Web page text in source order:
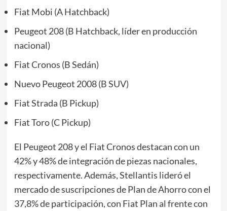
Fiat Mobi (A Hatchback)
Peugeot 208 (B Hatchback, líder en producción
nacional)
Fiat Cronos (B Sedán)
Nuevo Peugeot 2008 (B SUV)
Fiat Strada (B Pickup)
Fiat Toro (C Pickup)
El Peugeot 208 y el Fiat Cronos destacan con un
42% y 48% de integración de piezas nacionales,
respectivamente. Además, Stellantis lideró el
mercado de suscripciones de Plan de Ahorro con el
37,8% de participación, con Fiat Plan al frente con